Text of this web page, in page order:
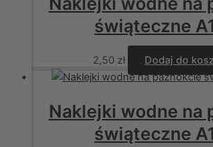
świąteczne
2,50 zł Dodaj do
Naklejki wodne na
świąteczne